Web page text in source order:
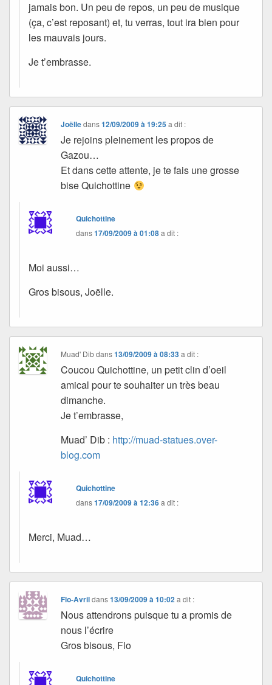
jamais bon. Un peu de repos, un peu de musique
(ça, c’est reposant) et, tu verras, tout ira bien pour
les mauvais jours.
Je t’embrasse.
Joëlledans12/09/2009 à 19:25 a dit :
Je rejoins pleinement les propos de
Gazou…
Et dans cette attente, je te fais une grosse
bise Quichottine
Quichottine
dans17/09/2009 à 01:08a dit :
Moi aussi…
Gros bisous, Joëlle.
Muad' Dibdans13/09/2009 à 08:33 a dit :
Coucou Quichottine, un petit clin d’oeil
amical pour te souhaiter un très beau
dimanche.
Je t’embrasse,
Muad’ Dib : http://muad-statues.over-
blog.com
Quichottine
dans17/09/2009 à 12:36a dit :
Merci, Muad…
Flo-Avrildans13/09/2009 à 10:02 a dit :
Nous attendrons puisque tu a promis de
nous l’écrire
Gros bisous, Flo
Quichottine